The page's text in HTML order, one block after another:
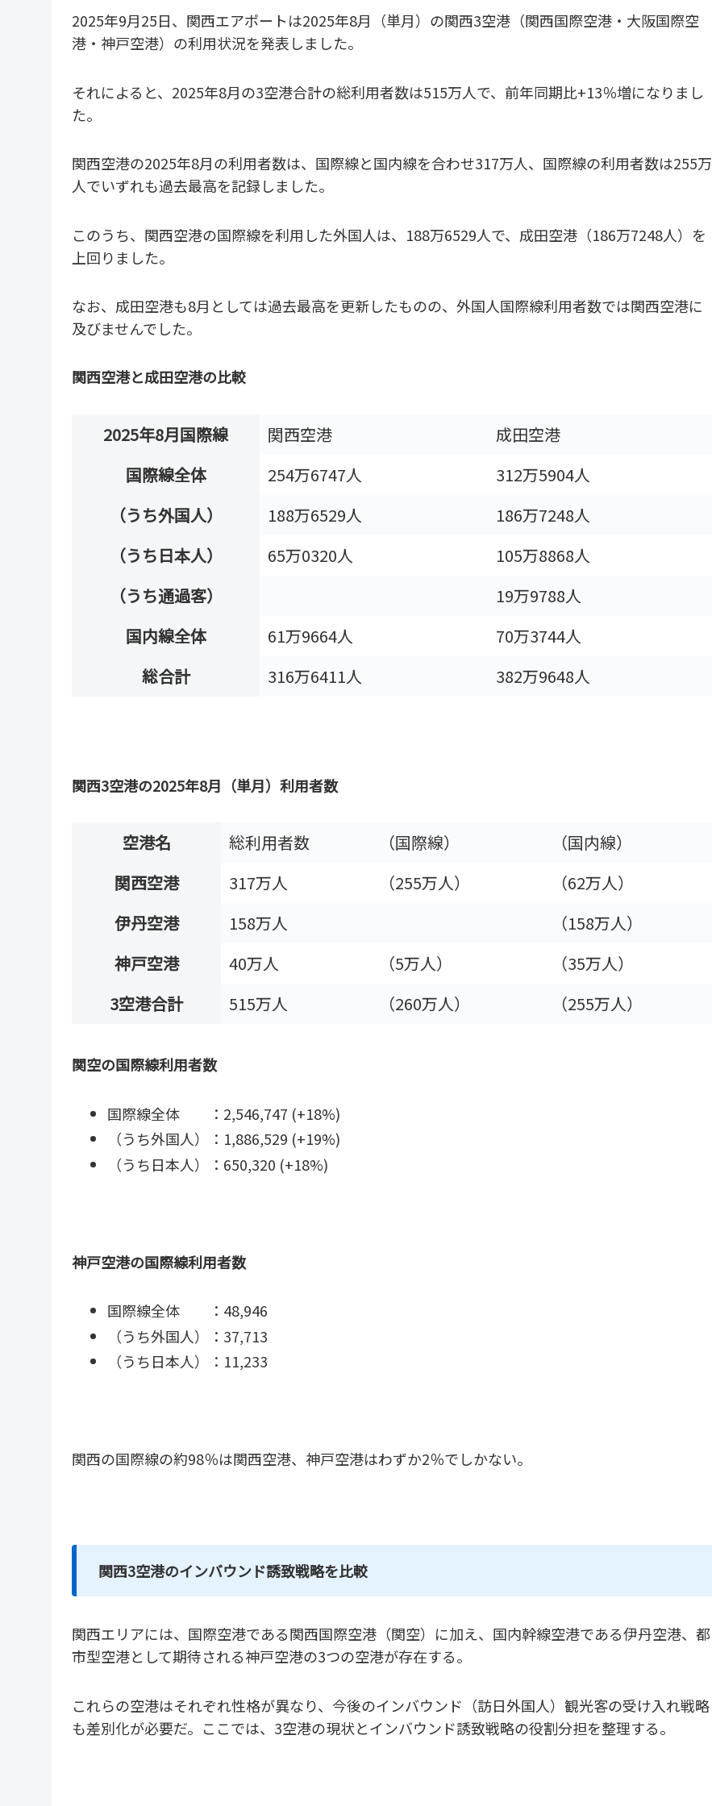
2025年9月25日、関西エアポートは2025年8月（単月）の関西3空港（関西国際空港・大阪国際空
港・神戸空港）の利用状況を発表しました。
それによると、2025年8月の3空港合計の総利用者数は515万人で、前年同期比+13％増になりまし
た。
関西空港の2025年8月の利用者数は、国際線と国内線を合わせ317万人、国際線の利用者数は255万
人でいずれも過去最高を記録しました。
このうち、関西空港の国際線を利用した外国人は、188万6529人で、成田空港（186万7248人）を
上回りました。
なお、成田空港も8月としては過去最高を更新したものの、外国人国際線利用者数では関西空港に
及びませんでした。
関西空港と成田空港の比較
2025年8月国際線 関西空港
成田空港
国際線全体
254万6747人
312万5904人
（うち外国人）
188万6529人
186万7248人
（うち日本人）
65万0320人
105万8868人
（うち通過客）
19万9788人
国内線全体
61万9664人
70万3744人
総合計
316万6411人 382万9648人
関西3空港の2025年8月（単月）利用者数
空港名 総利用者数 （国際線）
（国内線）
関西空港
317万人 （255万人）
（62万人）
伊丹空港
158万人
（158万人）
神戸空港
40万人 （5万人）
（35万人）
3空港合計
515万人 （260万人） （255万人）
関空の国際線利用者数
国際線全体 ：2,546,747 (+18%)
（うち外国人）：1,886,529 (+19%)
（うち日本人）：650,320 (+18%)
神戸空港の国際線利用者数
国際線全体 ：48,946
（うち外国人）：37,713
（うち日本人）：11,233
関西の国際線の約98％は関西空港、神戸空港はわずか2％でしかない。
関西3空港のインバウンド誘致戦略を比較
関西エリアには、国際空港である関西国際空港（関空）に加え、国内幹線空港である伊丹空港、都
市型空港として期待される神戸空港の3つの空港が存在する。
これらの空港はそれぞれ性格が異なり、今後のインバウンド（訪日外国人）観光客の受け入れ戦略
も差別化が必要だ。ここでは、3空港の現状とインバウンド誘致戦略の役割分担を整理する。